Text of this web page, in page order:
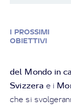
I PROSSIMI
OBIETTIVI
del Mondo in
Svizzera e i
che si